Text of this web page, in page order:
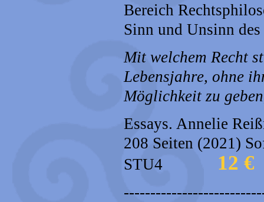
Bereich
Sinn und Unsinn
Mit welchem Recht
Lebensjahre, ohne
Möglichkeit zu
Essays. Annelie
208 Seiten (2021)
STU4
12 €